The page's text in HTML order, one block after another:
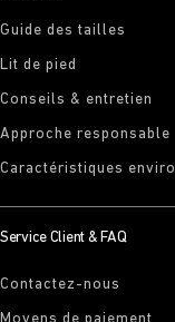
Guide des tailles
Lit de pied
Conseils & entretien
Approche responsable
Caractéristiques
Service Client & FAQ
Contactez-nous